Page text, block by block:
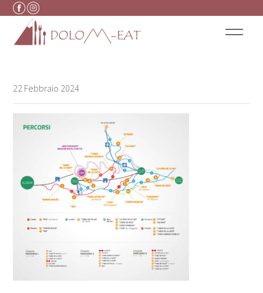
Vai al contenuto
22 Febbraio 2024